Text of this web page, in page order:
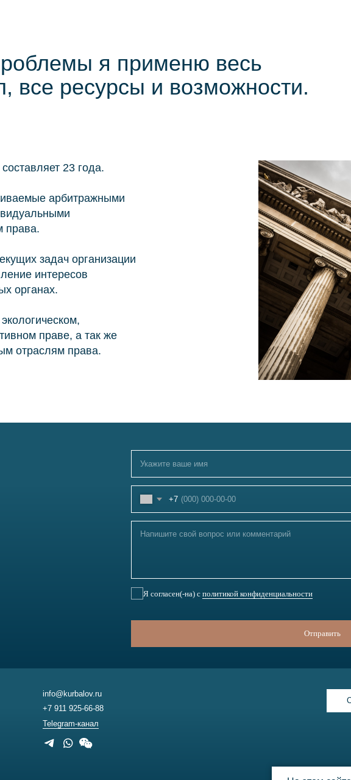
я применю весь
все ресурсы и возможности.
23 года.
арбитражными
права.
задач организации
интересов
органах.
праве, а так же
отраслям права.